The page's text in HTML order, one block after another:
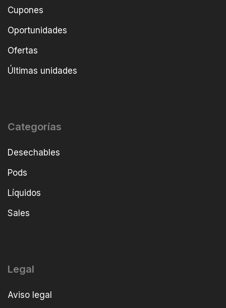
Cupones
Oportunidades
Ofertas
Últimas unidades
Categorías
Desechables
Pods
Líquidos
Sales
Legal
Aviso legal